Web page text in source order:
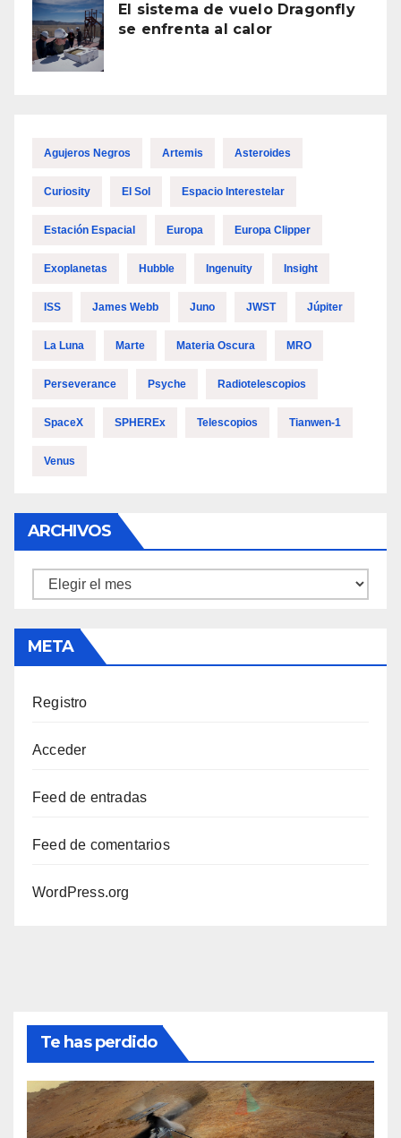
El sistema de vuelo Dragonfly
se enfrenta al calor
Agujeros Negros Artemis Asteroides
Curiosity El Sol Espacio Interestelar
Estación Espacial Europa Europa Clipper
Exoplanetas Hubble Ingenuity Insight
ISS James Webb Juno JWST Júpiter
La Luna Marte Materia Oscura MRO
Perseverance Psyche Radiotelescopios
SpaceX SPHEREx Telescopios Tianwen-1
Venus
ARCHIVOS
Archivos
META
Registro
Acceder
Feed de entradas
Feed de comentarios
WordPress.org
Te has perdido